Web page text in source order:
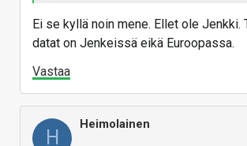
Ei se kyllä noin mene. Ellet ole Jenkki.
datat on Jenkeissä eikä Euroopassa.
Vastaa
H
Heimolainen